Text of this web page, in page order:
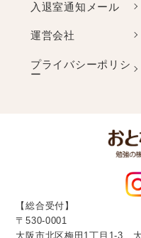
入退室通知メール
運営会社
プライバシーポリシ
ー
【総合受付】
〒530-0001
大阪市北区梅田1丁目1-3